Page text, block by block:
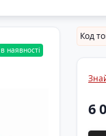
в наявності
Код
6